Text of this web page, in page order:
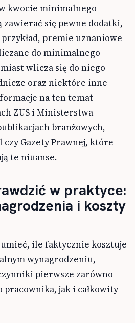
kwocie minimalnego
zawierać się pewne dodatki,
premie uznaniowe
do minimalnego
wlicza się do niego
oraz niektóre inne
na ten temat
ZUS i Ministerstwa
branżowych,
Gazety Prawnej, które
te niuanse.
w praktyce:
i koszty
ile faktycznie kosztuje
wynagrodzeniu,
pierwsze zarówno
jak i całkowity